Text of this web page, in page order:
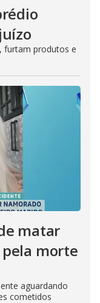
furtam produtos e
matar
morte
aguardando
cometidos